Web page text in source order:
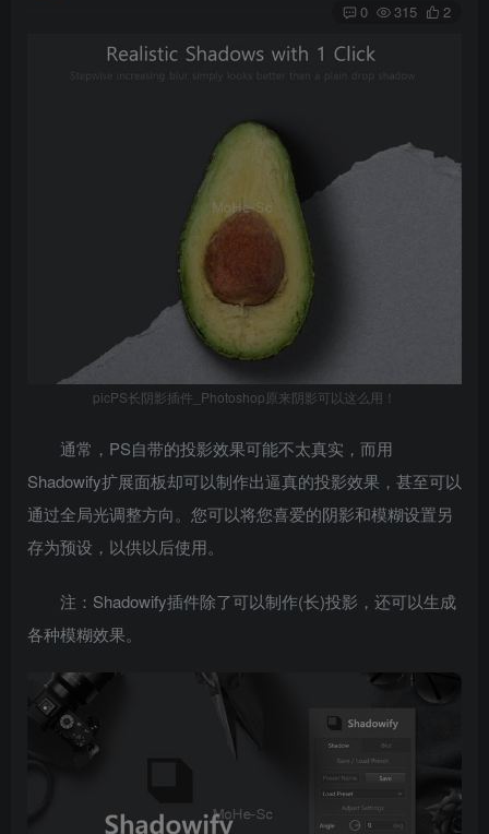
0 315 2
picPS长阴影插件_Photoshop原来阴影可以这么用！
通常，PS自带的投影效果可能不太真实，而用
Shadowify扩展面板却可以制作出逼真的投影效果，甚至可以
通过全局光调整方向。您可以将您喜爱的阴影和模糊设置另
存为预设，以供以后使用。
注：Shadowify插件除了可以制作(长)投影，还可以生成
各种模糊效果。